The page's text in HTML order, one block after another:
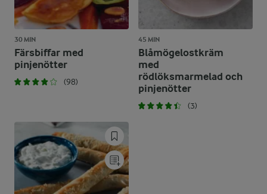
30 MIN
Färsbiffar med
pinjenötter
(98)
45 MIN
Blåmögelostkräm
med
rödlöksmarmelad och
pinjenötter
(3)